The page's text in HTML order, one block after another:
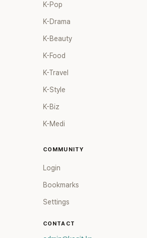
K-Pop
K-Drama
K-Beauty
K-Food
K-Travel
K-Style
K-Biz
K-Medi
COMMUNITY
Login
Bookmarks
Settings
CONTACT